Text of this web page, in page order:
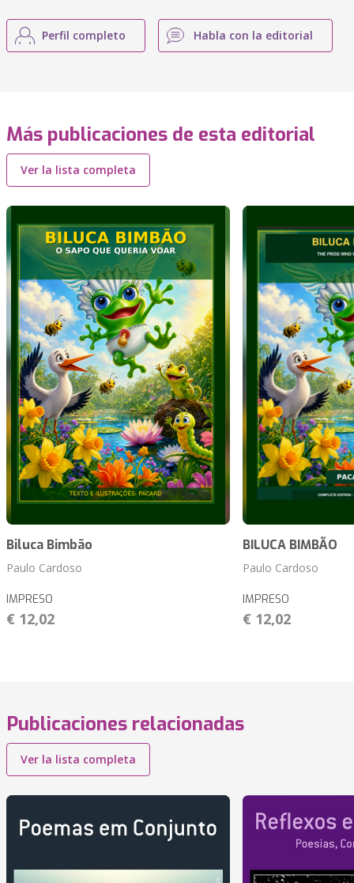
Perfil completo Habla con la editorial
Más publicaciones de esta editorial
Ver la lista completa
Biluca Bimbão
Paulo Cardoso
IMPRESO
€ 12,02
BILUCA BIMBÃO
Paulo Cardoso
IMPRESO
€ 12,02
Publicaciones relacionadas
Ver la lista completa